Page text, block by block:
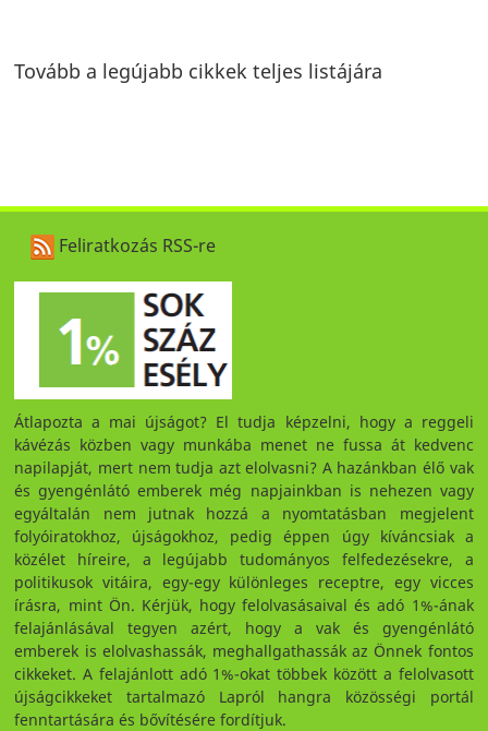
Tovább a legújabb cikkek teljes listájára
Feliratkozás RSS-re
Átlapozta a mai újságot? El tudja képzelni, hogy a reggeli
kávézás közben vagy munkába menet ne fussa át kedvenc
napilapját, mert nem tudja azt elolvasni? A hazánkban élő vak
és gyengénlátó emberek még napjainkban is nehezen vagy
egyáltalán nem jutnak hozzá a nyomtatásban megjelent
folyóiratokhoz, újságokhoz, pedig éppen úgy kíváncsiak a
közélet híreire, a legújabb tudományos felfedezésekre, a
politikusok vitáira, egy-egy különleges receptre, egy vicces
írásra, mint Ön. Kérjük, hogy felolvasásaival és adó 1%-ának
felajánlásával tegyen azért, hogy a vak és gyengénlátó
emberek is elolvashassák, meghallgathassák az Önnek fontos
cikkeket. A felajánlott adó 1%-okat többek között a felolvasott
újságcikkeket tartalmazó Lapról hangra közösségi portál
fenntartására és bővítésére fordítjuk.